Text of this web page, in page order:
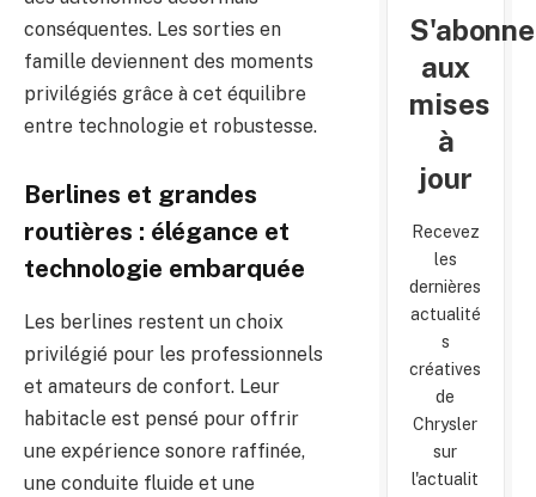
conséquentes. Les sorties en
famille deviennent des moments
privilégiés grâce à cet équilibre
entre technologie et robustesse.
Berlines et grandes
routières : élégance et
technologie embarquée
Les berlines restent un choix
privilégié pour les professionnels
et amateurs de confort. Leur
habitacle est pensé pour offrir
une expérience sonore raffinée,
une conduite fluide et une
aux
mises
à
jour
Recevez
les
dernières
actualité
s
créatives
de
Chrysler
sur
l'actualit